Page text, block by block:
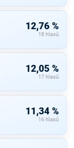
12,76 %
18 hlasů
12,05 %
17 hlasů
11,34 %
16 hlasů